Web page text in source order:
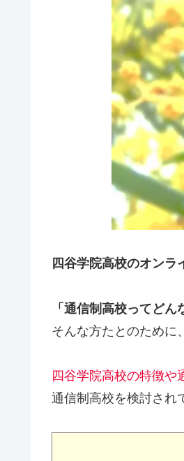
四谷学院高校のオンラ
「通信制高校ってど
そんな方たとのために
四谷学院高校の特徴や
通信制高校を検討され